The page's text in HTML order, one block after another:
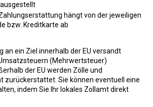
hängt von der jeweiligen
bzw. Kreditkarte ab
an ein Ziel innerhalb der EU versandt
(Mehrwertsteuer)
der EU werden Zölle und
zurückerstattet. Sie können eventuell eine
indem Sie Ihr lokales Zollamt direkt